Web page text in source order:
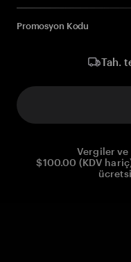
Promosyon Kodu
Tah.
Vergiler
$100.00 (KDV